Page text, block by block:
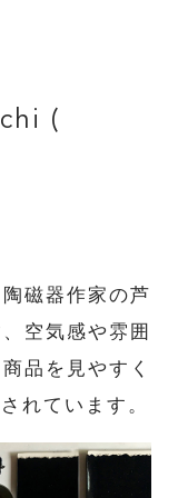
(
磁器作家の芦
空気感や雰囲
品を見やすく
れています。